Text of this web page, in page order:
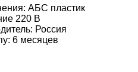
АБС пластик
220 В
Россия
6 месяцев